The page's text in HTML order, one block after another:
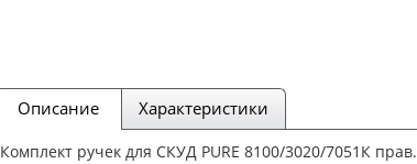
Описание Характеристики
Комплект ручек для СКУД PURE 8100/3020/7051К прав.